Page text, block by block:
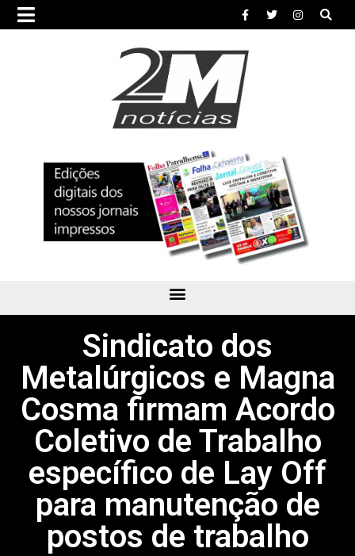
Sindicato dos
Metalúrgicos e Magna
Cosma firmam Acordo
Coletivo de Trabalho
específico de Lay Off
para manutenção de
postos de trabalho